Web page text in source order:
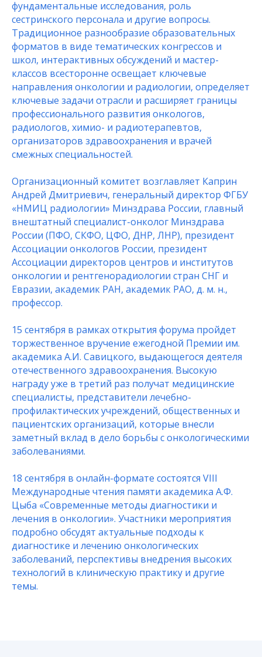
фундаментальные исследования, роль
сестринского персонала и другие вопросы.
Традиционное разнообразие образовательных
форматов в виде тематических конгрессов и
школ, интерактивных обсуждений и мастер-
классов всесторонне освещает ключевые
направления онкологии и радиологии, определяет
ключевые задачи отрасли и расширяет границы
профессионального развития онкологов,
радиологов, химио- и радиотерапевтов,
организаторов здравоохранения и врачей
смежных специальностей.
Организационный комитет возглавляет Каприн
Андрей Дмитриевич, генеральный директор ФГБУ
«НМИЦ радиологии» Минздрава России, главный
внештатный специалист-онколог Минздрава
России (ПФО, СКФО, ЦФО, ДНР, ЛНР), президент
Ассоциации онкологов России, президент
Ассоциации директоров центров и институтов
онкологии и рентгенорадиологии стран СНГ и
Евразии, академик РАН, академик РАО, д. м. н.,
профессор.
15 сентября в рамках открытия форума пройдет
торжественное вручение ежегодной Премии им.
академика А.И. Савицкого, выдающегося деятеля
отечественного здравоохранения. Высокую
награду уже в третий раз получат медицинские
специалисты, представители лечебно-
профилактических учреждений, общественных и
пациентских организаций, которые внесли
заметный вклад в дело борьбы с онкологическими
заболеваниями.
18 сентября в онлайн-формате состоятся VIII
Международные чтения памяти академика А.Ф.
Цыба «Современные методы диагностики и
лечения в онкологии». Участники мероприятия
подробно обсудят актуальные подходы к
диагностике и лечению онкологических
заболеваний, перспективы внедрения высоких
технологий в клиническую практику и другие
темы.